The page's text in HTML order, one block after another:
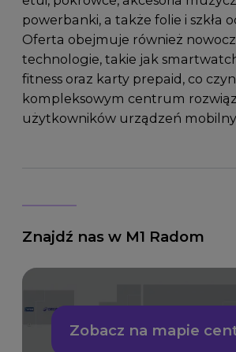
powerbanki, a także folie i szkła
Oferta obejmuje również
technologie, takie jak
fitness oraz karty prepaid, co
kompleksowym centrum
użytkowników urządzeń
Znajdź nas w M1 Radom
Zobacz na mapie